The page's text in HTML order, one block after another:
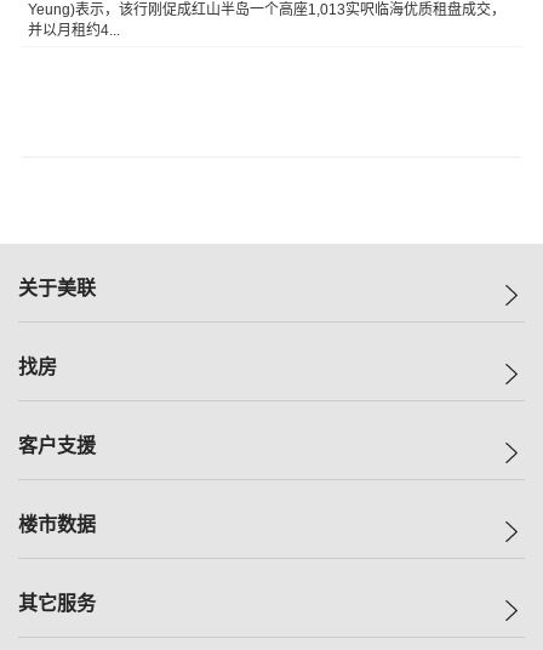
Yeung)表示，该行刚促成红山半岛一个高座1,013实呎临海优质租盘成交，
并以月租约4...
关于美联
美联集团
人才招募
找房
一手新房
减价
美联豪宅
独家楼盘
客户支援
自助放盘
查询热线
楼市数据
指数
其它服务